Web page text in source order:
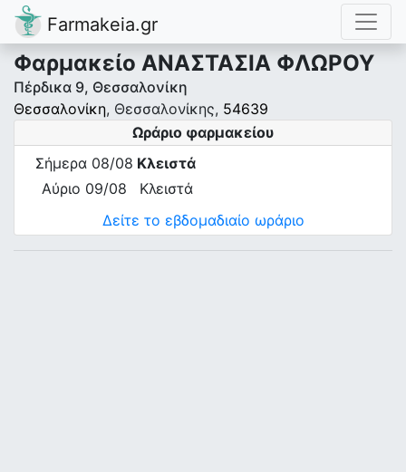
Farmakeia.gr
Φαρμακείο ΑΝΑΣΤΑΣΙΑ ΦΛΩΡΟΥ
Πέρδικα 9, Θεσσαλονίκη
Θεσσαλονίκη, Θεσσαλονίκης, 54639
Ωράριο φαρμακείου
Σήμερα 08/08 Κλειστά
Αύριο 09/08
Κλειστά
Δείτε το εβδομαδιαίο ωράριο